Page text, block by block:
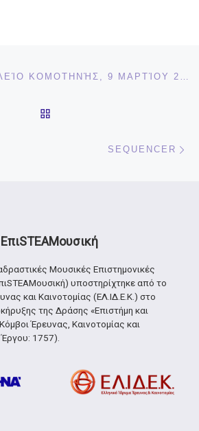
SEQUENCER
Μουσικές Επιστημονικές
υποστηρίχτηκε από το
και Καινοτομίας (ΕΛ.ΙΔ.Ε.Κ.) στο
της Δράσης «Επιστήμη και
Έρευνας, Καινοτομίας και
1757).